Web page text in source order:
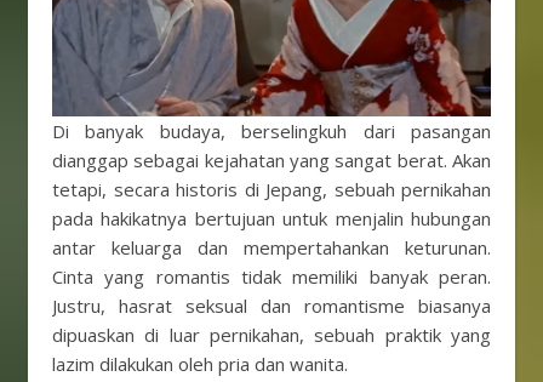
Di banyak budaya, berselingkuh dari pasangan
dianggap sebagai kejahatan yang sangat berat. Akan
tetapi, secara historis di Jepang, sebuah pernikahan
pada hakikatnya bertujuan untuk menjalin hubungan
antar keluarga dan mempertahankan keturunan.
Cinta yang romantis tidak memiliki banyak peran.
Justru, hasrat seksual dan romantisme biasanya
dipuaskan di luar pernikahan, sebuah praktik yang
lazim dilakukan oleh pria dan wanita.